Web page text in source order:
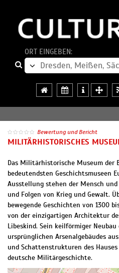
ORT EINGEBEN:
Bewertung und Bericht
MILITÄRHISTORISCHES
Das Militärhistorische Museum der
bedeutendsten Geschichtsmuseen
Ausstellung stehen der Mensch und
und Folgen von Krieg und Gewalt.
bewegende Geschichten von 1300
von der einzigartigen Architektur
Libeskind. Sein keilförmiger
ursprünglichen Arsenalgebäudes
und Schattenstrukturen des
deutsche Militärgeschichte.